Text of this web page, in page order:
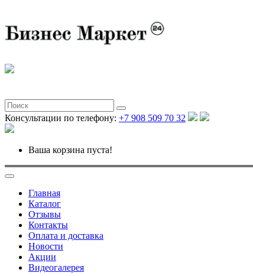
Консультации по телефону: +7 908 509 70 32
Ваша корзина пуста!
Главная
Каталог
Отзывы
Контакты
Оплата и доставка
Новости
Акции
Видеогалерея